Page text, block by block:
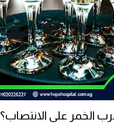
الخمر على الانتصاب؟